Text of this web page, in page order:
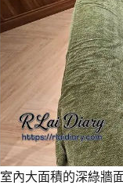
室內大面積的深綠牆